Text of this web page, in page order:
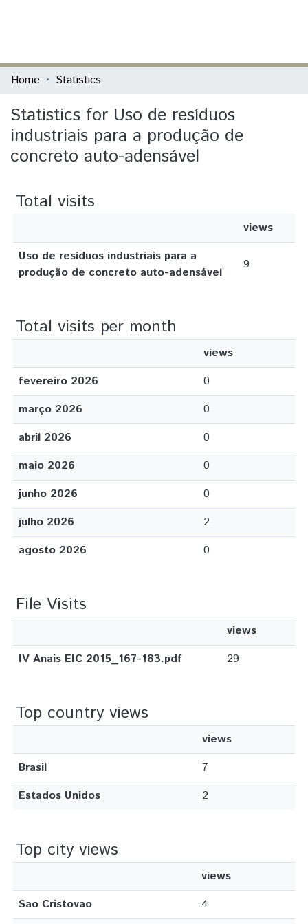
Communities & Collections
All of DSpace
Home Statistics
Statistics for Uso de resíduos
industriais para a produção de
concreto auto-adensável
Total visits
views
Uso de resíduos industriais para a
produção de concreto auto-adensável
9
Total visits per month
views
fevereiro 2026
0
março 2026
0
abril 2026
0
maio 2026
0
junho 2026
0
julho 2026
2
agosto 2026
0
File Visits
views
IV Anais EIC 2015_167-183.pdf
29
Top country views
views
Brasil
7
Estados Unidos
2
Top city views
views
Sao Cristovao
4